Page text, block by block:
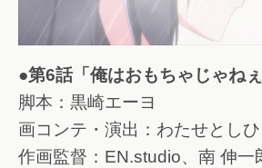
●第6話「俺はおもちゃじゃね
脚本：黒崎エーヨ
画コンテ・演出：わたせとしひ
作画監督：EN.studio、南 伸一